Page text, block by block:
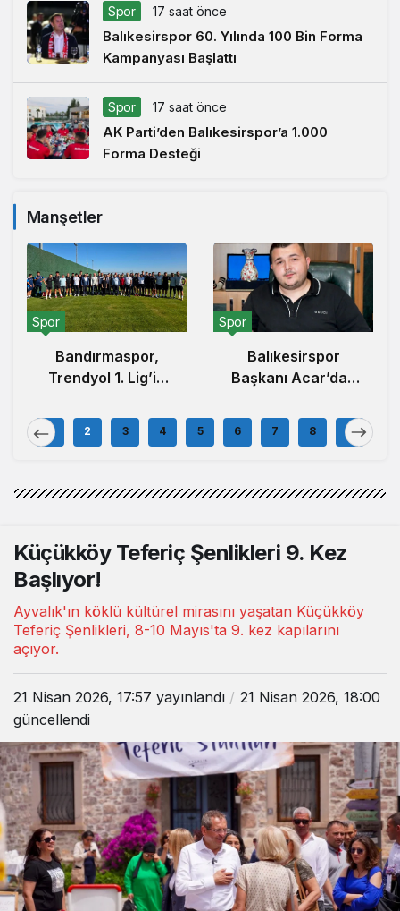
Spor 17 saat önce
Balıkesirspor 60. Yılında 100 Bin Forma
Kampanyası Başlattı
Spor 17 saat önce
AK Parti’den Balıkesirspor’a 1.000
Forma Desteği
Manşetler
Spor
Bandırmaspor,
Trendyol 1. Lig’in
İlk Haftasında
İstanbulspor’u
Ağırlamaya
Spor
Balıkesirspor
Başkanı Acar’dan
100.000 Forma
Kampanyası
Açıklaması
1 2 3 4 5 6 7 8 9
Küçükköy Teferiç Şenlikleri 9. Kez
Başlıyor!
Ayvalık'ın köklü kültürel mirasını yaşatan Küçükköy
Teferiç Şenlikleri, 8-10 Mayıs'ta 9. kez kapılarını
açıyor.
21 Nisan 2026, 17:57 yayınlandı
21 Nisan 2026, 18:00
güncellendi